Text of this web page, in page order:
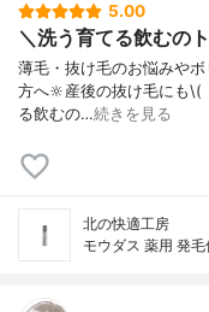
5.00
＼洗う育てる飲むの
薄毛・抜け毛のお悩みや
方へ🔆産後の抜け毛にも
る飲むの…続きを見る
北の快適工房
モウダス 薬用 発